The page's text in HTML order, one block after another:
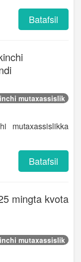
Batafsil
mutaxassislik
mutaxassislikka
Batafsil
mingta kvota
mutaxassislik